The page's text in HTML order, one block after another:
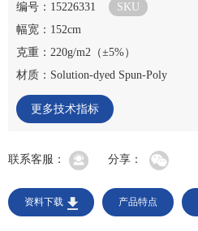
编号：15226331
SKU
幅宽：152cm
克重：220g/m2（±5%）
材质：Solution-dyed Spun-Poly
更多技术指标
联系客服： 分享：
资料下载 产品特点